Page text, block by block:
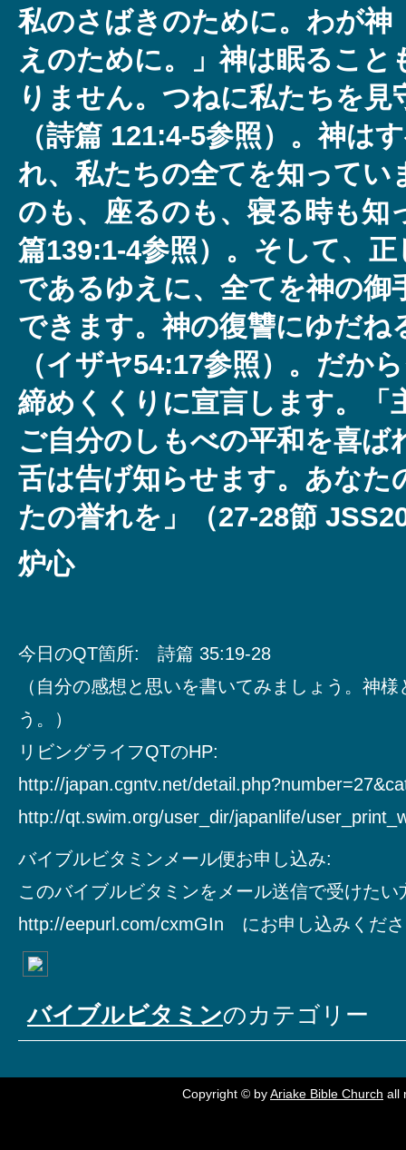
私のさばきのために。わが
えのために。」神は眠るこ
りません。つねに私たちを
（詩篇 121:4-5参照）。神は
れ、私たちの全てを知ってい
のも、座るのも、寝る時も知
篇139:1-4参照）。そして、
であるゆえに、全てを神の御
できます。神の復讐にゆだね
（イザヤ54:17参照）。だか
締めくくりに宣言します。「
ご自分のしもべの平和を喜ば
舌は告げ知らせます。あな
たの誉れを」（27-28節
炉心
今日のQT箇所: 詩篇 35:19-28
（自分の感想と思いを書いてみましょう。神
う。）
リビングライフQTのHP:
http://japan.cgntv.net/
http://qt.swim.org/user_dir/japanlife/
バイブルビタミンメール便お申し込み:
このバイブルビタミンをメール送信で受けたい
http://eepurl.com/cxmGIn にお申し込みくだ
バイブルビタミンのカテゴリー
Copyright © byAriake Bible Church all